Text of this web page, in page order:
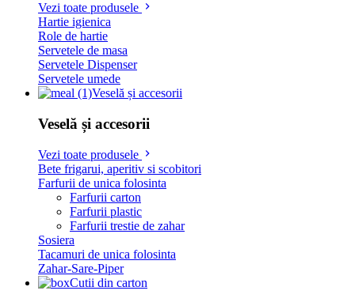
Vezi toate produsele
Hartie igienica
Role de hartie
Servetele de masa
Servetele Dispenser
Servetele umede
Veselă și accesorii
Veselă și accesorii
Vezi toate produsele
Bete frigarui, aperitiv si scobitori
Farfurii de unica folosinta
Farfurii carton
Farfurii plastic
Farfurii trestie de zahar
Sosiera
Tacamuri de unica folosinta
Zahar-Sare-Piper
Cutii din carton